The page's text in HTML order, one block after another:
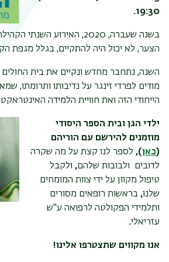
19:30.
בשנה שעברה, 2020, האירוע
הצער, לא יכול היה להתקיים, בגלל מגפת
השנה, נתחבר מחדש ונקיים את בית החולים
מודים לפרדי זינגר על נדיבותו ותרומתו,
הייחודי הזה ואת חוויית הלמידה
ילדי הגן ובית הספר היסודי
מוזמנים להירשם עם הוריהם
(כאן), לספר לנו קצת על מה שקרה
לדובים ולבובות שלהם, ולקבל
טיפול מקוון על ידי צוות המומחים
שלנו, בראשות רופאים מסורים
ותלמידי הפקולטה לרפואה ע"ש
עזריאלי.
אנו מקווים שתצטרפו אלינו!